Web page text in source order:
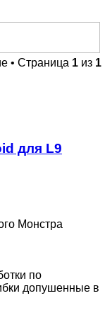
• Страница 1 из 1
для L9
Монстра
по
допушенные в